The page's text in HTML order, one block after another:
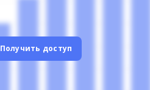
Получить доступ